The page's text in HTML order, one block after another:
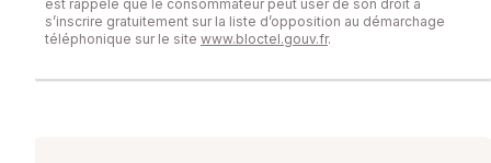
est rappelé que le consommateur peut user de son droit à
s’inscrire gratuitement sur la liste d’opposition au démarchage
téléphonique sur le site www.bloctel.gouv.fr.